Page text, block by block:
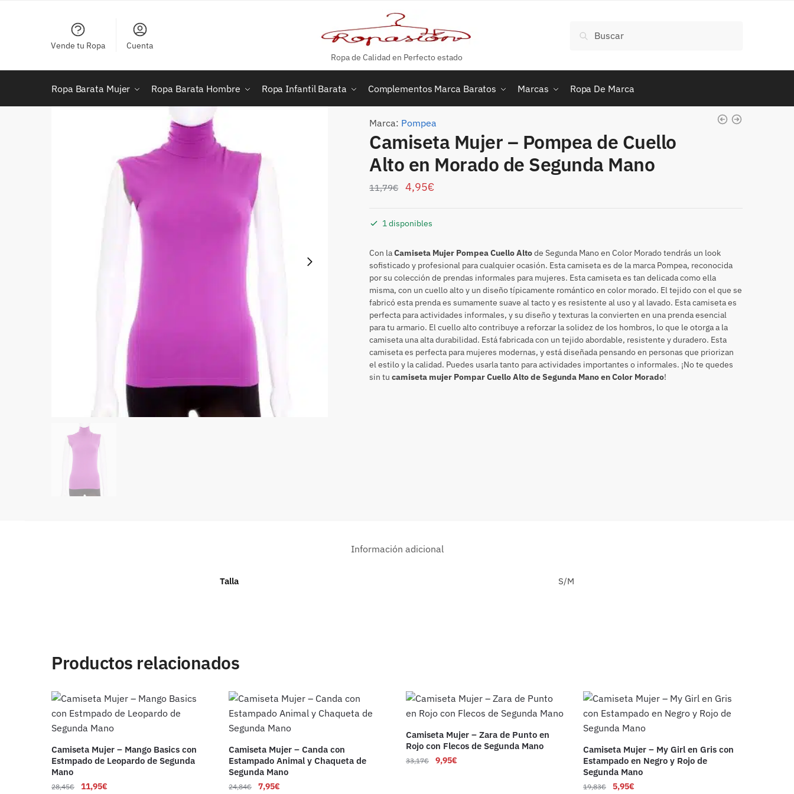
Ropa de Calidad en Perfecto estado
por:
Buscar
Vende tu Ropa Cuenta
Ropa Barata Mujer Ropa Barata Hombre Ropa Infantil Barata Complementos Marca Baratos Marcas Ropa De Marca
Marca: Pompea
Camiseta Mujer – Pompea de Cuello
Alto en Morado de Segunda Mano
11,79€ 4,95€
1 disponibles
Con laCamiseta Mujer Pompea Cuello Altode Segunda Mano en Color Morado tendrás un look
sofisticado y profesional para cualquier ocasión. Esta camiseta es de la marca Pompea, reconocida
por su colección de prendas informales para mujeres. Esta camiseta es tan delicada como ella
misma, con un cuello alto y un diseño típicamente romántico en color morado. El tejido con el que se
fabricó esta prenda es sumamente suave al tacto y es resistente al uso y al lavado. Esta camiseta es
perfecta para actividades informales, y su diseño y texturas la convierten en una prenda esencial
para tu armario. El cuello alto contribuye a reforzar la solidez de los hombros, lo que le otorga a la
camiseta una alta durabilidad. Está fabricada con un tejido abordable, resistente y duradero. Esta
camiseta es perfecta para mujeres modernas, y está diseñada pensando en personas que priorizan
el estilo y la calidad. Puedes usarla tanto para actividades importantes o informales. ¡No te quedes
sin tucamiseta mujer Pompar Cuello Alto de Segunda Mano en Color Morado!
Información adicional
Talla S/M
Productos relacionados
Camiseta Mujer – Mango Basics con
Estmpado de Leopardo de Segunda
Mano
28,45€ 11,95€
Camiseta Mujer – Canda con
Estampado Animal y Chaqueta de
Segunda Mano
24,84€ 7,95€
Camiseta Mujer – Zara de Punto en
Rojo con Flecos de Segunda Mano
33,17€ 9,95€
Camiseta Mujer – My Girl en Gris con
Estampado en Negro y Rojo de
Segunda Mano
19,83€ 5,95€